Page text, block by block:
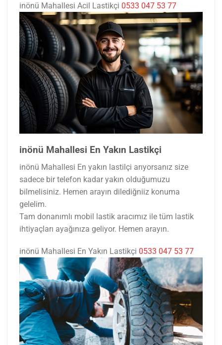
inönü Mahallesi Acil Lastikçi 0533 047 53 77
inönü Mahallesi En Yakın Lastikçi
inönü Mahallesi En yakın lastilçi arıyorsanız size
sadece bir telefon kadar yakın olduğumuzu
bilmelisiniz. Hemen arayın dilediğniiz konuma
gelelim.
Tam donanımlı mobil lastik aracımız ile tüm lastik
ihtiyaçları ayağınıza geliyor. Hemen arayın.
inönü Mahallesi En Yakın Lastikçi 0533 047 53 77